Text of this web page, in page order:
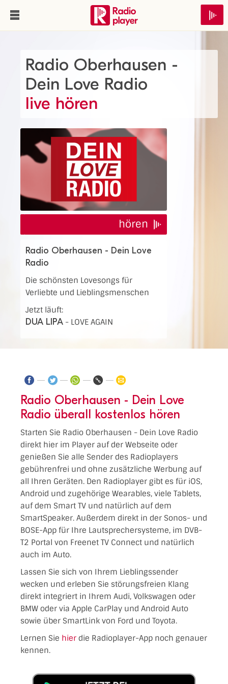
Radio Oberhausen -
Dein Love Radio
live hören
hören
Radio Oberhausen - Dein Love
Radio
Die schönsten Lovesongs für
Verliebte und Lieblingsmenschen
Jetzt läuft:
DUA LIPA - LOVE AGAIN
Radio Oberhausen - Dein Love
Radio überall kostenlos hören
Starten Sie Radio Oberhausen - Dein Love Radio
direkt hier im Player auf der Webseite oder
genießen Sie alle Sender des Radioplayers
gebührenfrei und ohne zusätzliche Werbung auf
all Ihren Geräten. Den Radioplayer gibt es für iOS,
Android und zugehörige Wearables, viele Tablets,
auf dem Smart TV und natürlich auf dem
SmartSpeaker. Außerdem direkt in der Sonos- und
BOSE-App für Ihre Lautsprechersysteme, im DVB-
T2 Portal von Freenet TV Connect und natürlich
auch im Auto.
Lassen Sie sich von Ihrem Lieblingssender
wecken und erleben Sie störungsfreien Klang
direkt integriert in Ihrem Audi, Volkswagen oder
BMW oder via Apple CarPlay und Android Auto
sowie über SmartLink von Ford und Toyota.
Lernen Sie hier die Radioplayer-App noch genauer
kennen.